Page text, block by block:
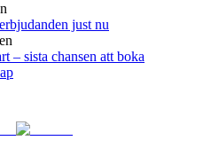
just nu
– sista chansen att boka